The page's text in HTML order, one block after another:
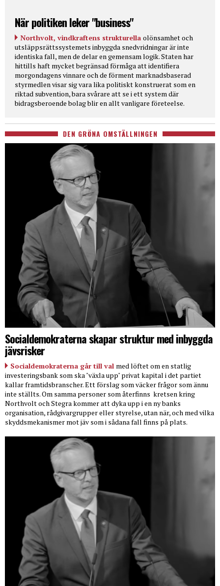
När politiken leker "business"
Northvolt, vindkraftens strukturella olönsamhet och
utsläppsrättssystemets inbyggda snedvridningar är inte
identiska fall, men de delar en gemensam logik. Staten har
hittills haft mycket begränsad förmåga att identifiera
morgondagens vinnare och de förment marknadsbaserad
styrmedlen visar sig vara lika politiskt konstruerat som en
riktad subvention, bara svårare att se i ett system där
bidragsberoende bolag blir en allt vanligare företeelse.
DEN GRÖNA OMSTÄLLNINGEN
Socialdemokraterna skapar struktur med inbyggda
jävsrisker
Socialdemokraterna går till val med löftet om en statlig
investeringsbank som ska "växla upp" privat kapital i det partiet
kallar framtidsbranscher. Ett förslag som väcker frågor som ännu
inte ställts. Om samma personer som återfinns kretsen kring
Northvolt och Stegra kommer att dyka upp i en ny banks
organisation, rådgivargrupper eller styrelse, utan när, och med vilka
skyddsmekanismer mot jäv som i sådana fall finns på plats.